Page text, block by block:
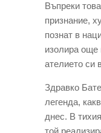
Въпреки
признание,
познат в
изолира още
ателието си
Здравко
легенда,
днес. В